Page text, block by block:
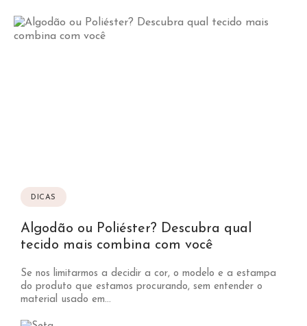
DICAS
Algodão ou Poliéster? Descubra qual
tecido mais combina com você
Se nos limitarmos a decidir a cor, o modelo e a estampa
do produto que estamos procurando, sem entender o
material usado em...